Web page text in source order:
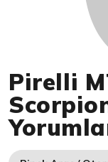
Pirelli